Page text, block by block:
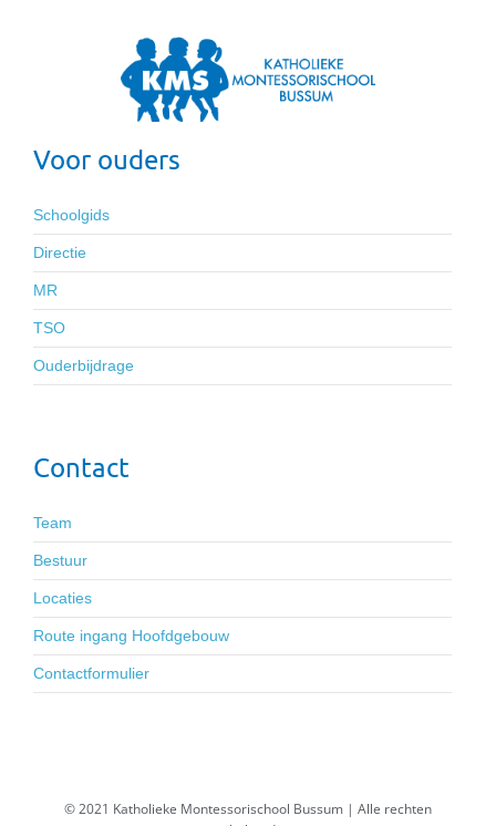
Voor ouders
Schoolgids
Directie
MR
TSO
Ouderbijdrage
Contact
Team
Bestuur
Locaties
Route ingang Hoofdgebouw
Contactformulier
© 2021 Katholieke Montessorischool Bussum | Alle rechten